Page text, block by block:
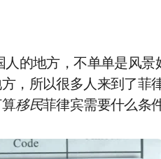
，所以很多人来到了菲
移民菲律宾需要什么条